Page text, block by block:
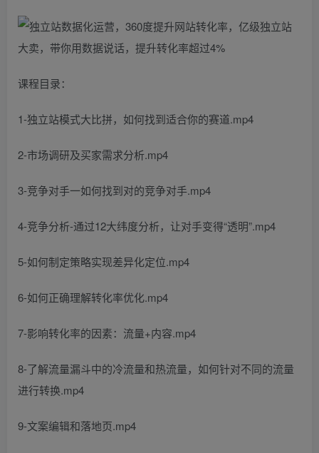
课程目录：
1-独立站模式大比拼，如何找到适合你的赛道.mp4
2-市场调研及买家需求分析.mp4
3-竞争对手一如何找到对的竞争对手.mp4
4-竞争分析-通过12大纬度分析，让对手变得“透明”.mp4
5-如何制定策略实现差异化定位.mp4
6-如何正确理解转化率优化.mp4
7-影响转化率的因素：流量+内容.mp4
8-了解流量漏斗中的冷流量和热流量，如何针对不同的流量
进行转换.mp4
9-文案编辑和落地页.mp4